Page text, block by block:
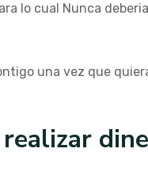
lo cual Nunca
una vez que